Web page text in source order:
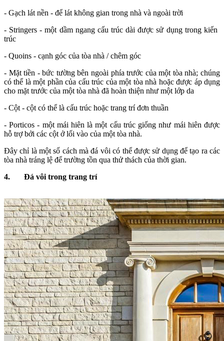
- Gạch lát nền - để lát không gian trong nhà và ngoài trời
- Stringers - một dầm ngang cấu trúc dài được sử dụng trong kiến ​​
trúc
- Quoins - cạnh góc của tòa nhà / chêm góc
- Mặt tiền - bức tường bên ngoài phía trước của một tòa nhà; chúng
có thể là một phần của cấu trúc của một tòa nhà hoặc được áp dụng
cho mặt trước của một tòa nhà đã hoàn thiện như một lớp da
- Cột - cột có thể là cấu trúc hoặc trang trí đơn thuần
- Porticos - một mái hiên là một cấu trúc giống như mái hiên được
hỗ trợ bởi các cột ở lối vào của một tòa nhà.
Đây chỉ là một số cách mà đá vôi có thể được sử dụng để tạo ra các
tòa nhà tráng lệ để trường tồn qua thử thách của thời gian.
4. Đá vôi trong trang trí